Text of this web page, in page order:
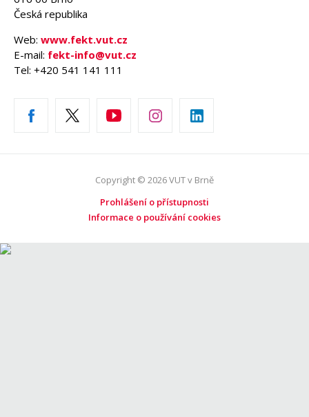
Česká republika
Web: www.fekt.vut.cz
E-mail: fekt-info@vut.cz
Tel: +420 541 141 111
Copyright © 2026 VUT v Brně
Prohlášení o přístupnosti
Informace o používání cookies